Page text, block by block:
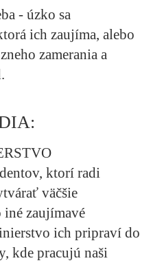
- úzko sa
ich zaujíma, alebo
zamerania a
ktorí radi
väčšie
iné zaujímavé
ich pripraví do
kde pracujú naši